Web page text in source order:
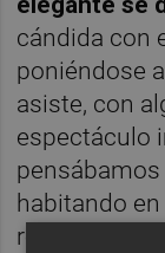
cándida con
poniéndose
asiste, con
espectáculo
habitando
revelándose